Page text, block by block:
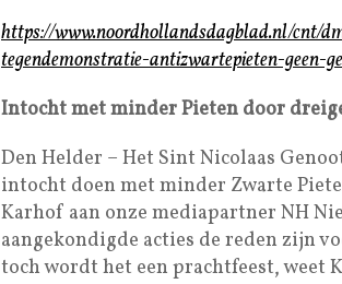
https://www.noordhollandsdagblad.nl/cnt/
tegendemonstratie-antizwartepieten-
Intocht met minder Pieten door
Den Helder – Het Sint Nicolaas
intocht doen met minder Zwarte
Karhof aan onze mediapartner NH
aangekondigde acties de reden zijn
toch wordt het een prachtfeest, weet